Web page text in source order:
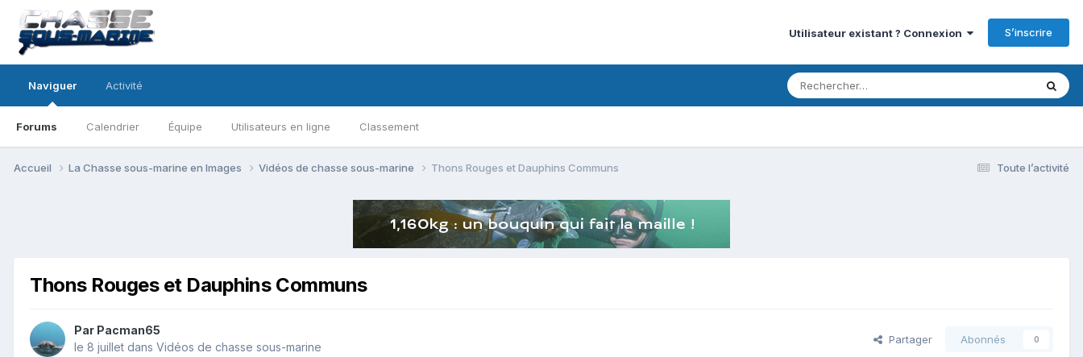
Utilisateur existant ? Connexion S’inscrire
Naviguer
Forums Calendrier Équipe Utilisateurs en ligne Classement
Activité
Toute l’activité
Accueil La Chasse sous-marine en Images Vidéos de chasse sous-marine Thons Rouges et Dauphins Communs
Thons Rouges et Dauphins Communs
Par Pacman65
le 8 juillet dans Vidéos de chasse sous-marine
Partager Abonnés 0